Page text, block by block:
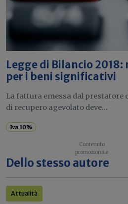
Legge di Bilancio 2018:
per i beni significativi
La fattura emessa dal prestatore
di recupero agevolato deve...
Iva 10%
Dello stesso autore
Attualità